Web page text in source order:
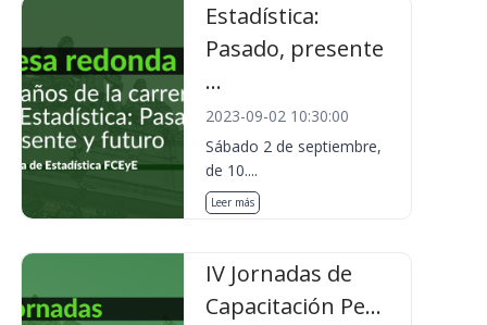
Estadística:
Pasado, presente
...
2023-09-02 10:30:00
Sábado 2 de septiembre,
de 10....
Leer más
IV Jornadas de
Capacitación Pe...